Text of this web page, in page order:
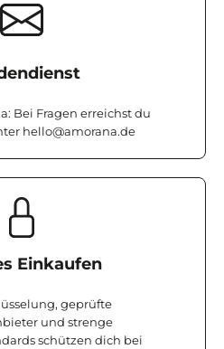
Bei Fragen erreichst du
hello@amorana.de
Einkaufen
geprüfte
und strenge
schützen dich bei